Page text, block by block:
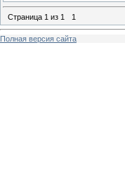
Страница 1 из 1 1
Полная версия сайта